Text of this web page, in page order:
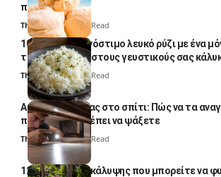
παγωτομηχανή
Thali Ombre 4 Min Read
10 φορές ποιο νόστιμο λευκό ρύζι με ένα
το απογειώσει στους γευστικούς σας
Thali Ombre4 Min Read
Αυγά κατσαρίδας στο σπίτι: Πώς να τα
ποια σημεία πρέπει να ψάξετε
Thali Ombre4 Min Read
12 φυτά εδαφοκάλυψης που μπορείτε να